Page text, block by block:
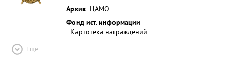
Архив ЦАМО
Фонд ист. информации
Картотека награждений
Ещё